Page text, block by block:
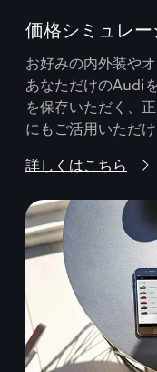
価格シミュレー
お好みの内外装や
あなただけのAudi
を保存いただく、
にもご活用いただけ
詳しくはこちら